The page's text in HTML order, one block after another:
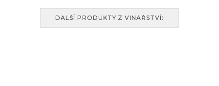
DALŠÍ PRODUKTY Z VINAŘSTVÍ: